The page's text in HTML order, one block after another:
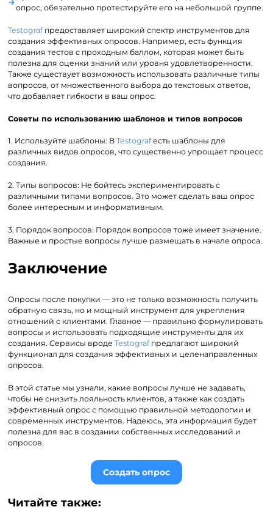
опрос, обязательно протестируйте его на небольшой группе.
Testografпредоставляет широкий спектр инструментов для
создания эффективных опросов. Например, есть функция
создания тестов с проходным баллом, которая может быть
полезна для оценки знаний или уровня удовлетворенности.
Также существует возможность использовать различные типы
вопросов, от множественного выбора до текстовых ответов,
что добавляет гибкости в ваш опрос.
Советы по использованию шаблонов и типов вопросов
1. Используйте шаблоны: ВTestografесть шаблоны для
различных видов опросов, что существенно упрощает процесс
создания.
2. Типы вопросов: Не бойтесь экспериментировать с
различными типами вопросов. Это может сделать ваш опрос
более интересным и информативным.
3. Порядок вопросов: Порядок вопросов тоже имеет значение.
Важные и простые вопросы лучше размещать в начале опроса.
Заключение
Опросы после покупки — это не только возможность получить
обратную связь, но и мощный инструмент для укрепления
отношений с клиентами. Главное — правильно формулировать
вопросы и использовать подходящие инструменты для их
создания. Сервисы вродеTestografпредлагают широкий
функционал для создания эффективных и целенаправленных
опросов.
В этой статье мы узнали, какие вопросы лучше не задавать,
чтобы не снизить лояльность клиентов, а также как создать
эффективный опрос с помощью правильной методологии и
современных инструментов. Надеюсь, эта информация будет
полезна для вас в создании собственных исследований и
опросов.
Создать опрос
Читайте также: